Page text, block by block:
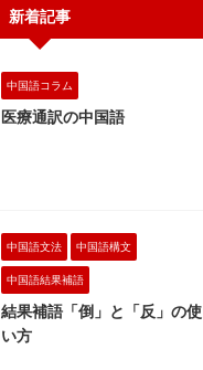
新着記事
中国語コラム
医療通訳の中国語
中国語文法 中国語構文
中国語結果補語
結果補語「倒」と「反」の使
い方